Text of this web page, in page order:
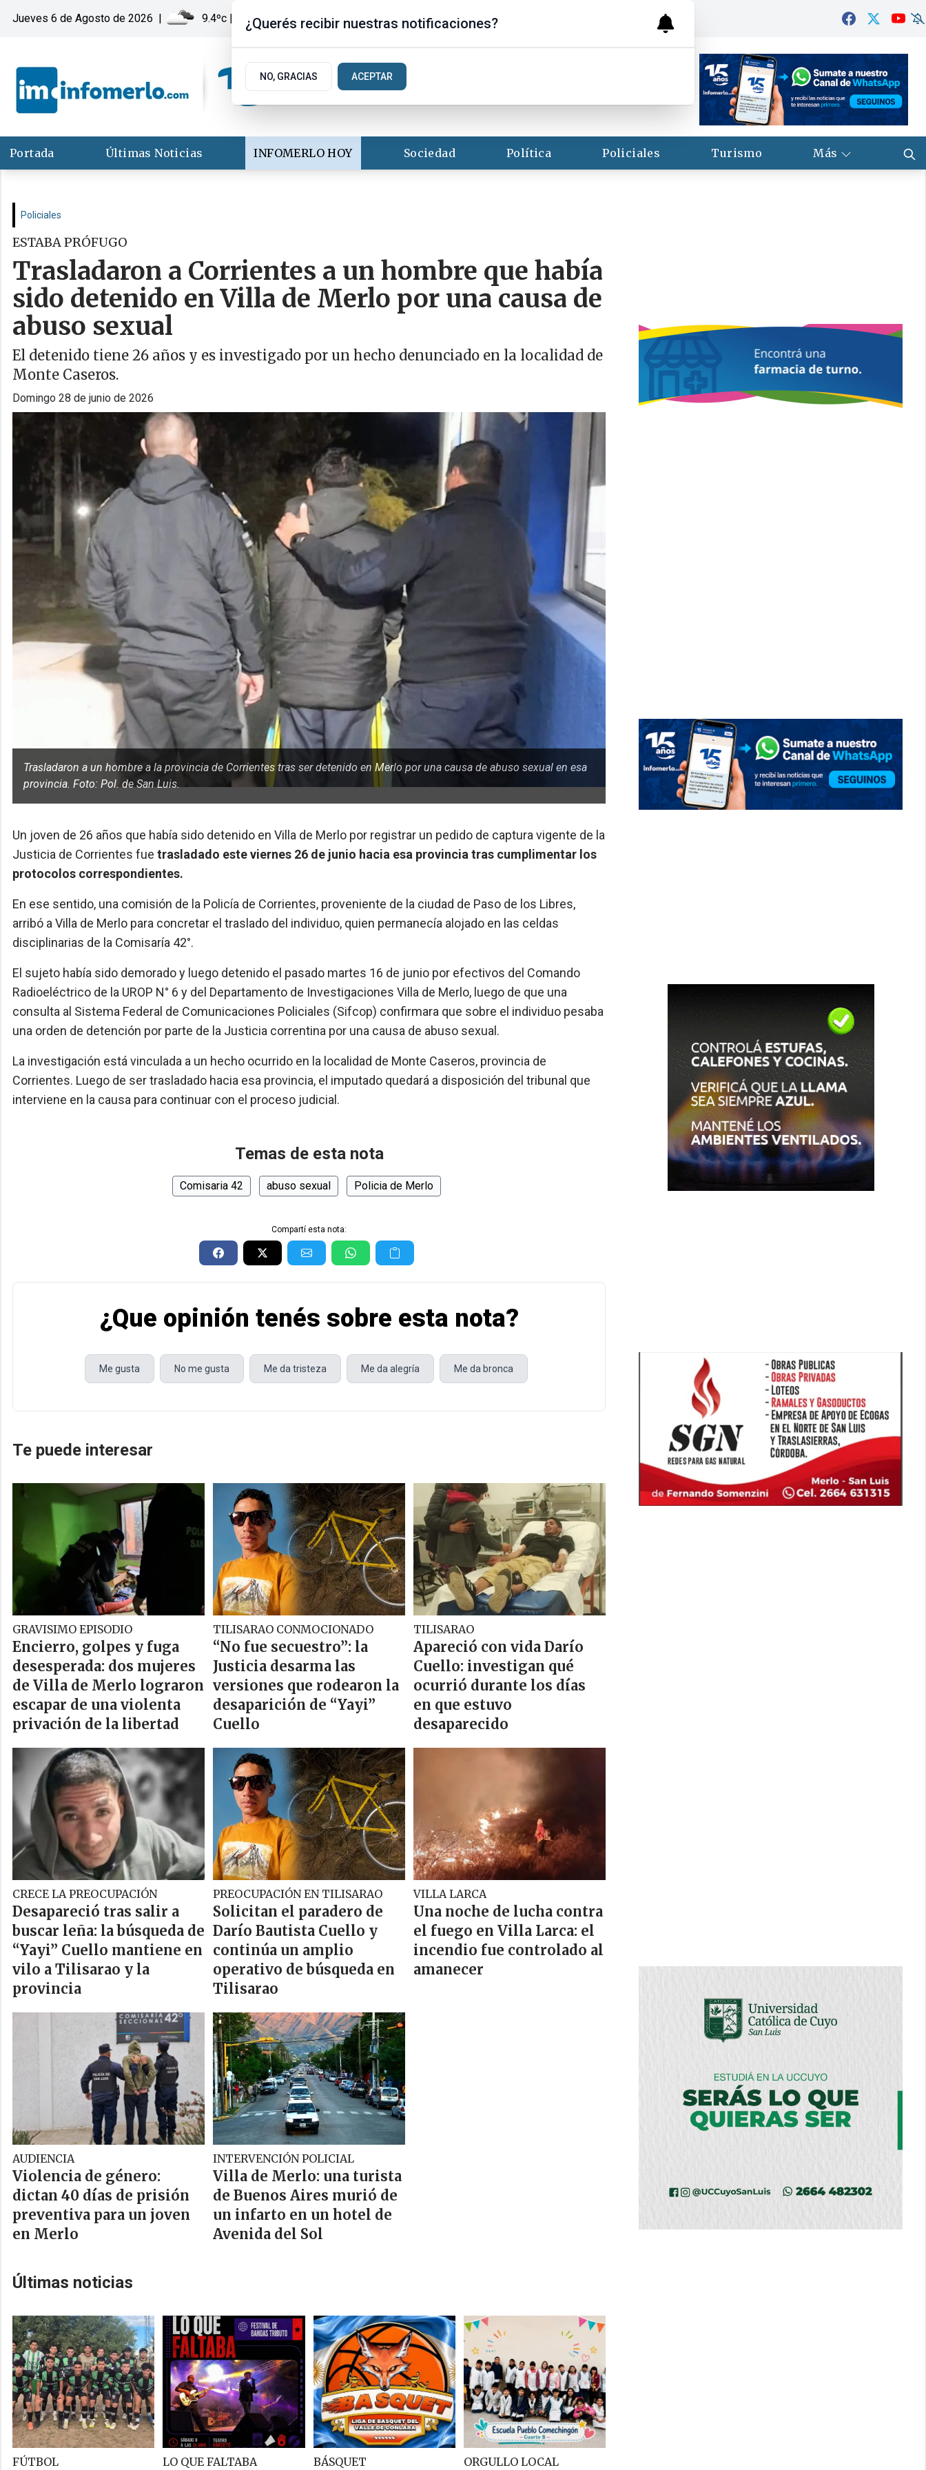
Jueves 6 de Agosto de 2026 | 9.4ºc | Merlo, San Luis
Portada Últimas Noticias INFOMERLO HOY Sociedad Política Policiales Turismo Más
Policiales
ESTABA PRÓFUGO
Trasladaron a Corrientes a un hombre que había
sido detenido en Villa de Merlo por una causa de
abuso sexual
El detenido tiene 26 años y es investigado por un hecho denunciado en la localidad de
Monte Caseros.
domingo 28 de junio de 2026
Trasladaron a un hombre a la provincia de Corrientes tras ser detenido en Merlo por una causa de abuso sexual en esa
provincia. Foto: Pol. de San Luis.
Un joven de 26 años que había sido detenido en Villa de Merlo por registrar un pedido de captura vigente de la
Justicia de Corrientes fue trasladado este viernes 26 de junio hacia esa provincia tras cumplimentar los
protocolos correspondientes.
En ese sentido, una comisión de la Policía de Corrientes, proveniente de la ciudad de Paso de los Libres,
arribó a Villa de Merlo para concretar el traslado del individuo, quien permanecía alojado en las celdas
disciplinarias de la Comisaría 42°.
El sujeto había sido demorado y luego detenido el pasado martes 16 de junio por efectivos del Comando
Radioeléctrico de la UROP N° 6 y del Departamento de Investigaciones Villa de Merlo, luego de que una
consulta al Sistema Federal de Comunicaciones Policiales (Sifcop) confirmara que sobre el individuo pesaba
una orden de detención por parte de la Justicia correntina por una causa de abuso sexual.
La investigación está vinculada a un hecho ocurrido en la localidad de Monte Caseros, provincia de
Corrientes. Luego de ser trasladado hacia esa provincia, el imputado quedará a disposición del tribunal que
interviene en la causa para continuar con el proceso judicial.
Temas de esta nota
Comisaria 42 abuso sexual Policia de Merlo
Compartí esta nota:
¿Que opinión tenés sobre esta nota?
Me gusta No me gusta Me da tristeza Me da alegría Me da bronca
Te puede interesar
GRAVISIMO EPISODIO
Encierro, golpes y fuga
desesperada: dos mujeres
de Villa de Merlo lograron
escapar de una violenta
privación de la libertad
TILISARAO CONMOCIONADO
“No fue secuestro”: la
Justicia desarma las
versiones que rodearon la
desaparición de “Yayi”
Cuello
TILISARAO
Apareció con vida Darío
Cuello: investigan qué
ocurrió durante los días
en que estuvo
desaparecido
CRECE LA PREOCUPACIÓN
Desapareció tras salir a
buscar leña: la búsqueda de
“Yayi” Cuello mantiene en
vilo a Tilisarao y la
provincia
PREOCUPACIÓN EN TILISARAO
Solicitan el paradero de
Darío Bautista Cuello y
continúa un amplio
operativo de búsqueda en
Tilisarao
VILLA LARCA
Una noche de lucha contra
el fuego en Villa Larca: el
incendio fue controlado al
amanecer
AUDIENCIA
Violencia de género:
dictan 40 días de prisión
preventiva para un joven
en Merlo
INTERVENCIÓN POLICIAL
Villa de Merlo: una turista
de Buenos Aires murió de
un infarto en un hotel de
Avenida del Sol
Últimas noticias
FÚTBOL LO QUE FALTABA BÁSQUET ORGULLO LOCAL
¿Querés recibir nuestras notificaciones?
NO, GRACIAS ACEPTAR